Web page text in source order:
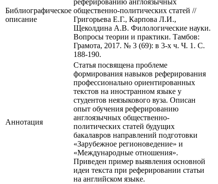
Библиографическое
описание
реферированию англоязычных
общественно-политических статей //
Григорьева Е.Г., Карпова Л.И.,
Щеколдина А.В. Филологические науки.
Вопросы теории и практики. Тамбов:
Грамота, 2017. № 3 (69): в 3-х ч. Ч. 1. С.
188-190.
Аннотация
Статья посвящена проблеме
формирования навыков реферирования
профессионально ориентированных
текстов на иностранном языке у
студентов неязыкового вуза. Описан
опыт обучения реферированию
англоязычных общественно-
политических статей будущих
бакалавров направлений подготовки
«Зарубежное регионоведение» и
«Международные отношения».
Приведен пример выявления основной
идеи текста при реферировании статьи
на английском языке.